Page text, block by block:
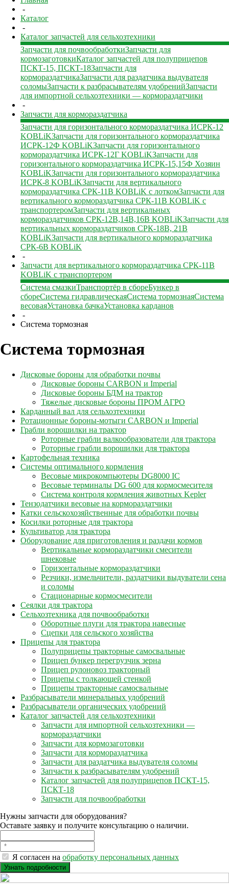
-
Каталог
-
Каталог запчастей для сельхозтехники
Запчасти для почвообработкиЗапчасти для
кормозаготовкиКаталог запчастей для полуприцепов
ПСКТ-15, ПСКТ-18Запчасти для
кормораздатчикаЗапчасти для раздатчика выдувателя
соломыЗапчасти к разбрасывателям удобренийЗапчасти
для импортной сельхозтехники — кормораздатчики
-
Запчасти для кормораздатчика
Запчасти для горизонтального кормораздатчика ИСРК-12
KOBLiKЗапчасти для горизонтального кормораздатчика
ИСРК-12Ф KOBLiKЗапчасти для горизонтального
кормораздатчика ИСРК-12Г KOBLiKЗапчасти для
горизонтального кормораздатчика ИСРК-15,15Ф Хозяин
KOBLiKЗапчасти для горизонтального кормораздатчика
ИСРК-8 KOBLiKЗапчасти для вертикального
кормораздатчика СРК-11В KOBLiK с лоткомЗапчасти для
вертикального кормораздатчика СРК-11В KOBLiK с
транспортеромЗапчасти для вертикальных
кормораздатчиков СРК-12В,14В,16В KOBLiKЗапчасти для
вертикальных кормораздатчиков СРК-18В, 21В
KOBLiKЗапчасти для вертикального кормораздатчика
СРК-6В KOBLiK
-
Запчасти для вертикального кормораздатчика СРК-11В
KOBLiK с транспортером
Система смазкиТранспортёр в сбореБункер в
сбореСистема гидравлическаяСистема тормознаяСистема
весоваяУстановка бачкаУстановка карданов
-
Система тормозная
Система тормозная
Дисковые бороны для обработки почвы
Дисковые бороны CARBON и Imperial
Дисковые бороны БДМ на трактор
Тяжелые дисковые бороны ПРОМ АГРО
Карданный вал для сельхозтехники
Ротационные бороны-мотыги CARBON и Imperial
Грабли ворошилки на трактор
Роторные грабли валкообразователи для трактора
Роторные грабли ворошилки для трактора
Картофельная техника
Системы оптимального кормления
Весовые микрокомпьютеры DG8000 IC
Весовые терминалы DG 600 для кормосмесителя
Система контроля кормления животных Kepler
Тензодатчики весовые на кормораздатчики
Катки сельскохозяйственные для обработки почвы
Косилки роторные для трактора
Культиватор для трактора
Оборудование для приготовления и раздачи кормов
Вертикальные кормораздатчики смесители
шнековые
Горизонтальные кормораздатчики
Резчики, измельчители, раздатчики выдуватели сена
и соломы
Стационарные кормосмесители
Сеялки для трактора
Сельхозтехника для почвообработки
Оборотные плуги для трактора навесные
Сцепки для сельского хозяйства
Прицепы для трактора
Полуприцепы тракторные самосвальные
Прицеп бункер перегрузчик зерна
Прицеп рулоновоз тракторный
Прицепы с толкающей стенкой
Прицепы тракторные самосвальные
Разбрасыватели минеральных удобрений
Разбрасыватели органических удобрений
Каталог запчастей для сельхозтехники
Запчасти для импортной сельхозтехники —
кормораздатчики
Запчасти для кормозаготовки
Запчасти для кормораздатчика
Запчасти для раздатчика выдувателя соломы
Запчасти к разбрасывателям удобрений
Каталог запчастей для полуприцепов ПСКТ-15,
ПСКТ-18
Запчасти для почвообработки
Нужны запчасти для оборудования?
Оставьте заявку и получите консультацию о наличии.
Я согласен на обработку персональных данных